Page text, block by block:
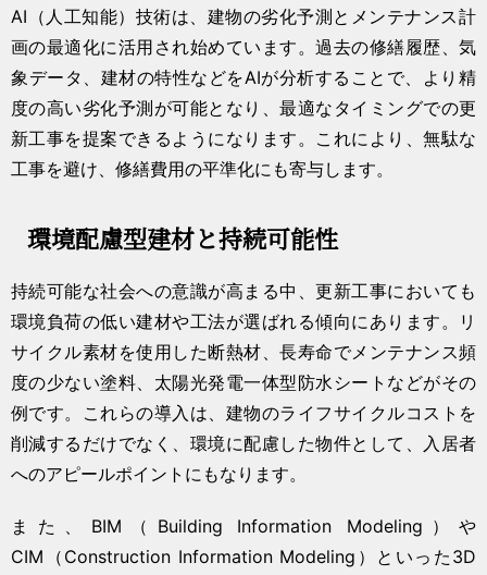
AI（人工知能）技術は、建物の劣化予測とメンテナンス計
画の最適化に活用され始めています。過去の修繕履歴、気
象データ、建材の特性などをAIが分析することで、より精
度の高い劣化予測が可能となり、最適なタイミングでの更
新工事を提案できるようになります。これにより、無駄な
工事を避け、修繕費用の平準化にも寄与します。
環境配慮型建材と持続可能性
持続可能な社会への意識が高まる中、更新工事においても
環境負荷の低い建材や工法が選ばれる傾向にあります。リ
サイクル素材を使用した断熱材、長寿命でメンテナンス頻
度の少ない塗料、太陽光発電一体型防水シートなどがその
例です。これらの導入は、建物のライフサイクルコストを
削減するだけでなく、環境に配慮した物件として、入居者
へのアピールポイントにもなります。
また、BIM（Building Information Modeling）や
CIM（Construction Information Modeling）といった3D